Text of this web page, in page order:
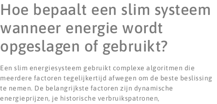
Hoe bepaalt een slim systeem
wanneer energie wordt
opgeslagen of gebruikt?
Een slim energiesysteem gebruikt complexe algoritmen die
meerdere factoren tegelijkertijd afwegen om de beste beslissing
te nemen. De belangrijkste factoren zijn dynamische
energieprijzen, je historische verbruikspatronen,